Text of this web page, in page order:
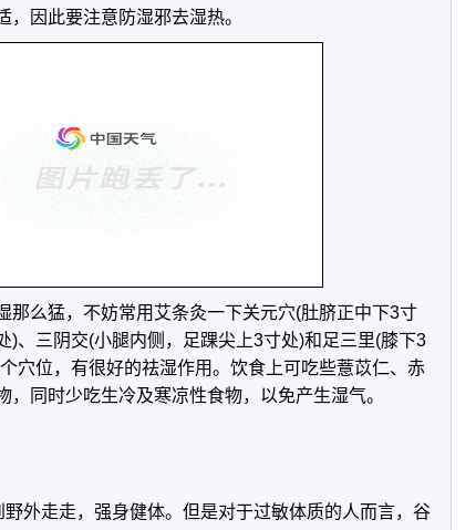
因此要注意防湿邪去湿热。
那么猛，不妨常用艾条灸一下关元穴(肚脐正中下3寸
)、三阴交(小腿内侧，足踝尖上3寸处)和足三里(膝下3
穴位，有很好的祛湿作用。饮食上可吃些薏苡仁、赤
同时少吃生冷及寒凉性食物，以免产生湿气。
野外走走，强身健体。但是对于过敏体质的人而言，谷